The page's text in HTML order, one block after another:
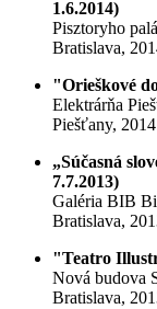
1.6.2014)
Pisztoryho
Bratislava,
"Orieškové
Elektrárňa
Piešťany, 2014
„Súčasná
7.7.2013)
Galéria BIB
Bratislava,
"Teatro
Nová budova
Bratislava,